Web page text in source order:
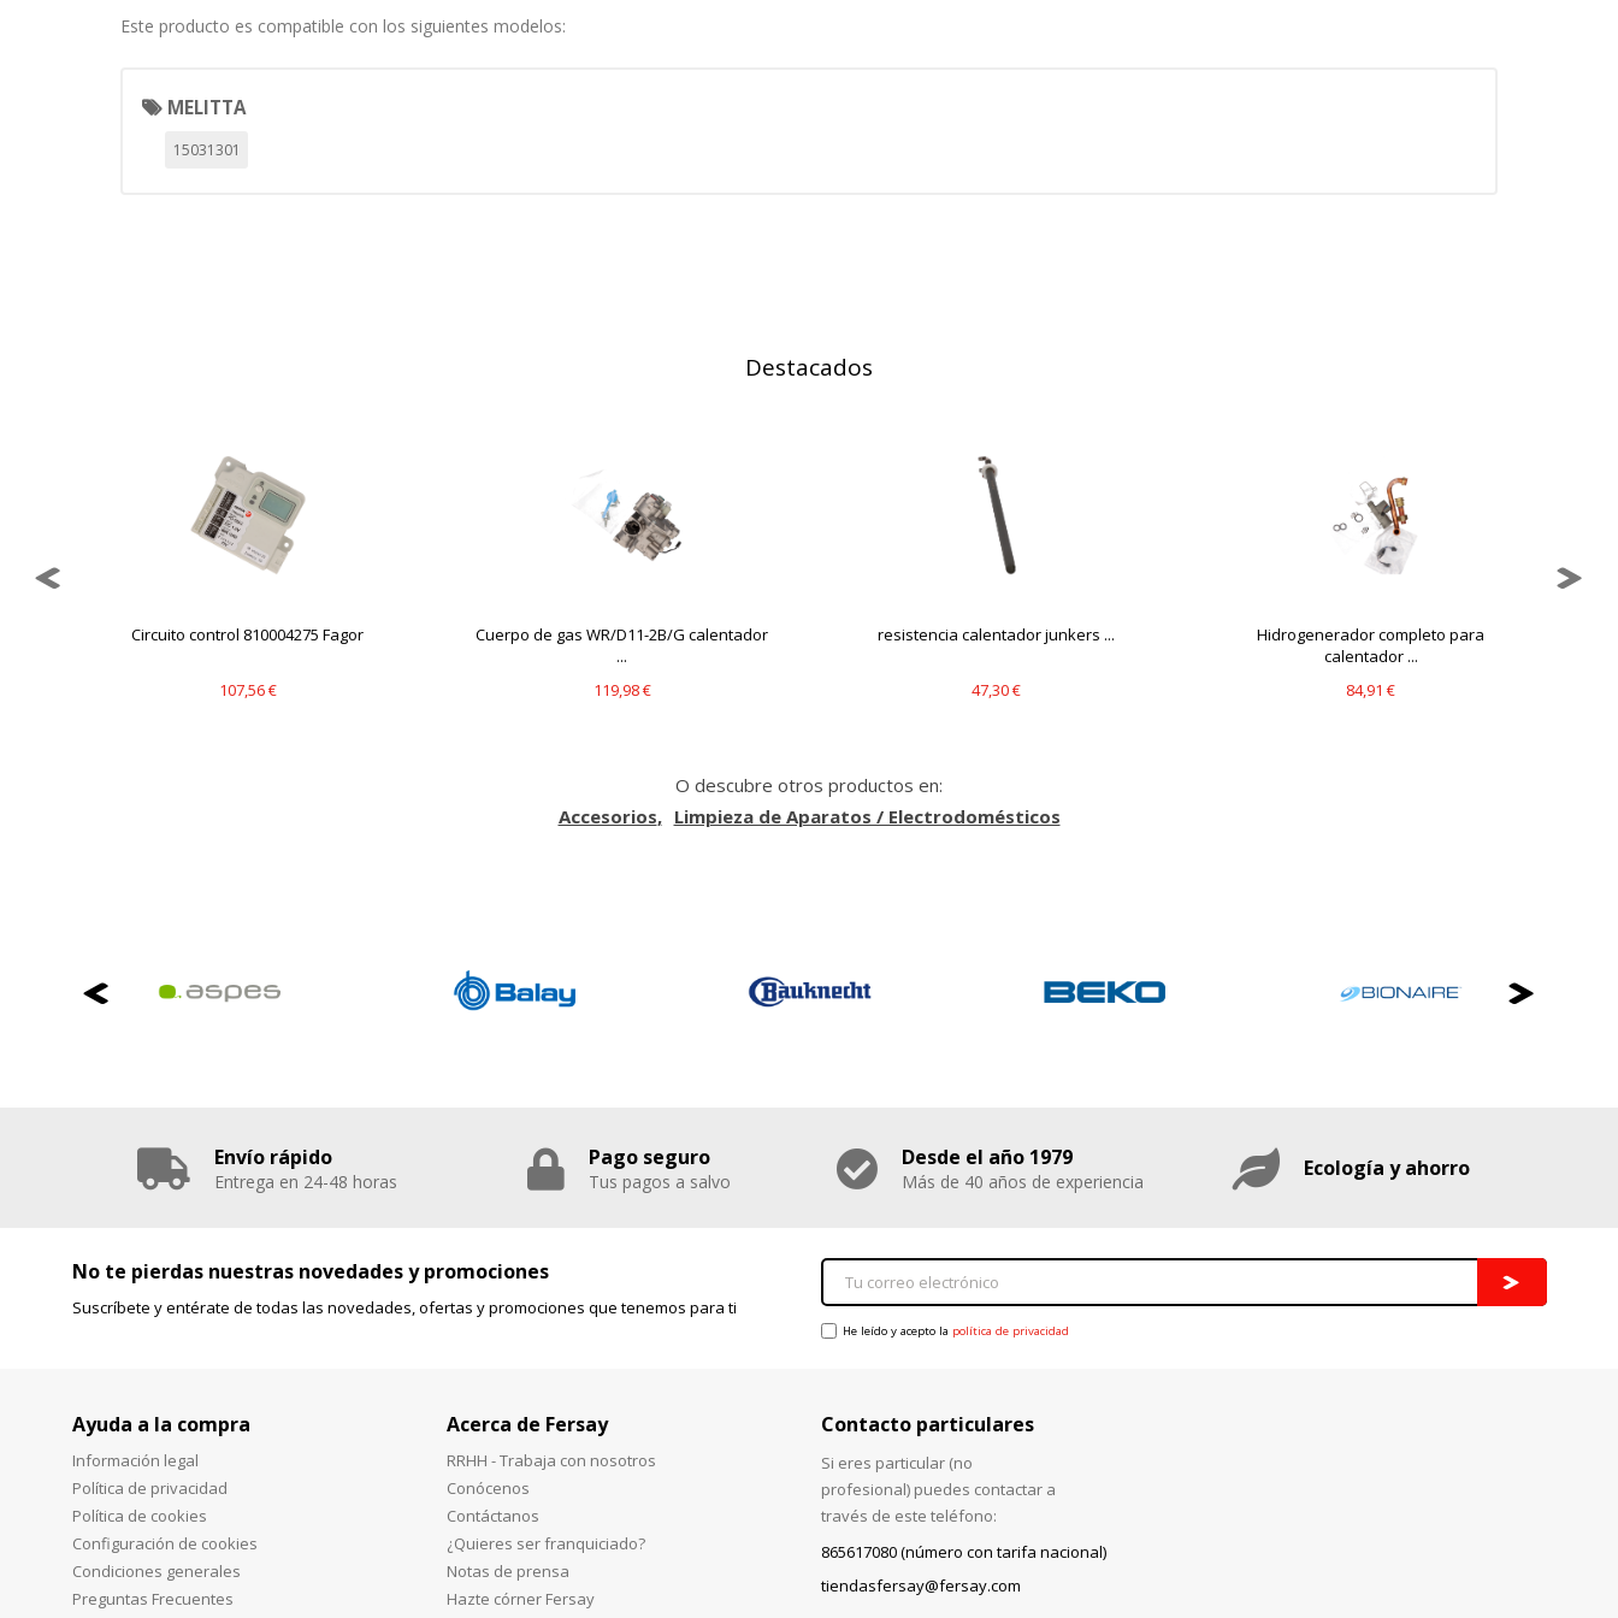
Este producto es compatible con los siguientes modelos:
MELITTA
15031301
Destacados
Circuito control 810004275 Fagor
107,56 €
Cuerpo de gas WR/D11-2B/G calentador
...
119,98 €
resistencia calentador junkers ...
47,30 €
Hidrogenerador completo para
calentador ...
84,91 €
O descubre otros productos en:
Accesorios
Limpieza de Aparatos / Electrodomésticos
Envío rápido
Entrega en 24-48 horas
Pago seguro
Tus pagos a salvo
Desde el año 1979
Más de 40 años de experiencia Ecología y ahorro
No te pierdas nuestras novedades y promociones
Suscríbete y entérate de todas las novedades, ofertas y promociones que tenemos para ti
He leído y acepto la política de privacidad
Ayuda a la compra
Información legal
Política de privacidad
Política de cookies
Configuración de cookies
Condiciones generales
Preguntas Frecuentes
Acerca de Fersay
RRHH - Trabaja con nosotros
Conócenos
Contáctanos
¿Quieres ser franquiciado?
Notas de prensa
Hazte córner Fersay
Contacto particulares
Si eres particular (no
profesional) puedes contactar a
través de este teléfono:
865617080 (número con tarifa nacional)
tiendasfersay@fersay.com
personal, sino que se basan en la identificación única de su navegador y dispositivo de Internet.